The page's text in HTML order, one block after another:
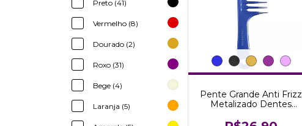
Preto (41)
Vermelho (8)
Dourado (2)
Roxo (31)
Bege (4)
Laranja (5)
Pente Grande Anti Frizz
Metalizado Dentes